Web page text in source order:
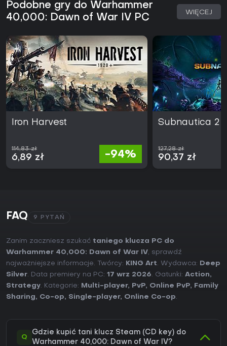
Podobne gry do Warhammer
40,000: Dawn of War IV PC
WIĘCEJ
Iron Harvest
114,83 zł
6,89 zł -94%
Subnautica 2
127,28 zł
90,37 zł
FAQ 9 PYTAŃ
Zanim zaczniesz szukać taniego klucza PC do
Warhammer 40,000: Dawn of War IV, sprawdź
najważniejsze informacje. Twórcy:
KING Art. Wydawca:
Deep
Silver. Data premiery na PC: 17 wrz 2026. Gatunki: Action,
Strategy. Kategorie: Multi-player, PvP, Online PvP,
Family
Sharing, Co-op, Single-player, Online Co-op.
Q
Gdzie kupić tani klucz Steam (CD key) do
Warhammer 40,000: Dawn of War IV?